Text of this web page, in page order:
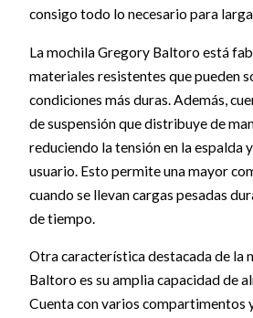
consigo todo lo necesario para
La mochila Gregory Baltoro está
materiales resistentes que pueden
condiciones más duras. Además,
de suspensión que distribuye de
reduciendo la tensión en la espalda
usuario. Esto permite una mayor
cuando se llevan cargas pesadas
de tiempo.
Otra característica destacada de la
Baltoro es su amplia capacidad de
Cuenta con varios compartimentos